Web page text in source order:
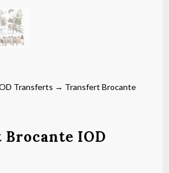
Transferts → Transfert Brocante
IOD